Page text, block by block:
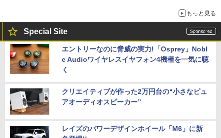
もっと見る
Special Site
エントリーなのに脅威の実力!「Osprey」Nobl
e Audioワイヤレスイヤフォン4機種を一気に聴
く
クリエイティブが作った2万円台の“小さなピュ
アオーディオスピーカー”
レイズのパワーデザインホイール「M6」に新